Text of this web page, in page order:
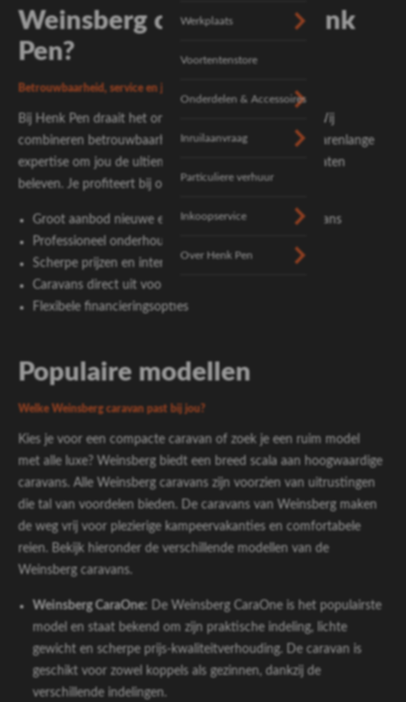
Werkplaats
Voortentenstore
Onderdelen & Accessoires
Inruilaanvraag
Particuliere verhuur
Inkoopservice
Over Henk Pen
Weinsberg caravan bij Henk
Pen?
Betrouwbaarheid, service en jarenlange expertise
Bij Henk Pen draait het om meer dan alleen verkoop. Wij
combineren betrouwbaarheid, persoonlijke service en jarenlange
expertise om jou de ultieme vrijheid van kamperen te laten
beleven. Je profiteert bij ons van:
Groot aanbod nieuwe en gebruikte Weinsberg caravans
Professioneel onderhoud in onze eigen werkplaats
Scherpe prijzen en interessante inruilmogelijkheden
Caravans direct uit voorraad leverbaar
Flexibele financieringsopties
Populaire modellen
Welke Weinsberg caravan past bij jou?
Kies je voor een compacte caravan of zoek je een ruim model
met alle luxe? Weinsberg biedt een breed scala aan hoogwaardige
caravans. Alle Weinsberg caravans zijn voorzien van uitrustingen
die tal van voordelen bieden. De caravans van Weinsberg maken
de weg vrij voor plezierige kampeervakanties en comfortabele
reien. Bekijk hieronder de verschillende modellen van de
Weinsberg caravans.
Weinsberg CaraOne: De Weinsberg CaraOne is het populairste
model en staat bekend om zijn praktische indeling, lichte
gewicht en scherpe prijs-kwaliteitverhouding. De caravan is
geschikt voor zowel koppels als gezinnen, dankzij de
verschillende indelingen.